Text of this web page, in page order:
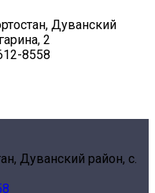
Дуванский
2
8558
Дуванский район, с.